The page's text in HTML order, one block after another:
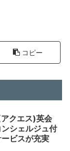
コピー
アクエス)英会
シェルジュ付
ビスが充実